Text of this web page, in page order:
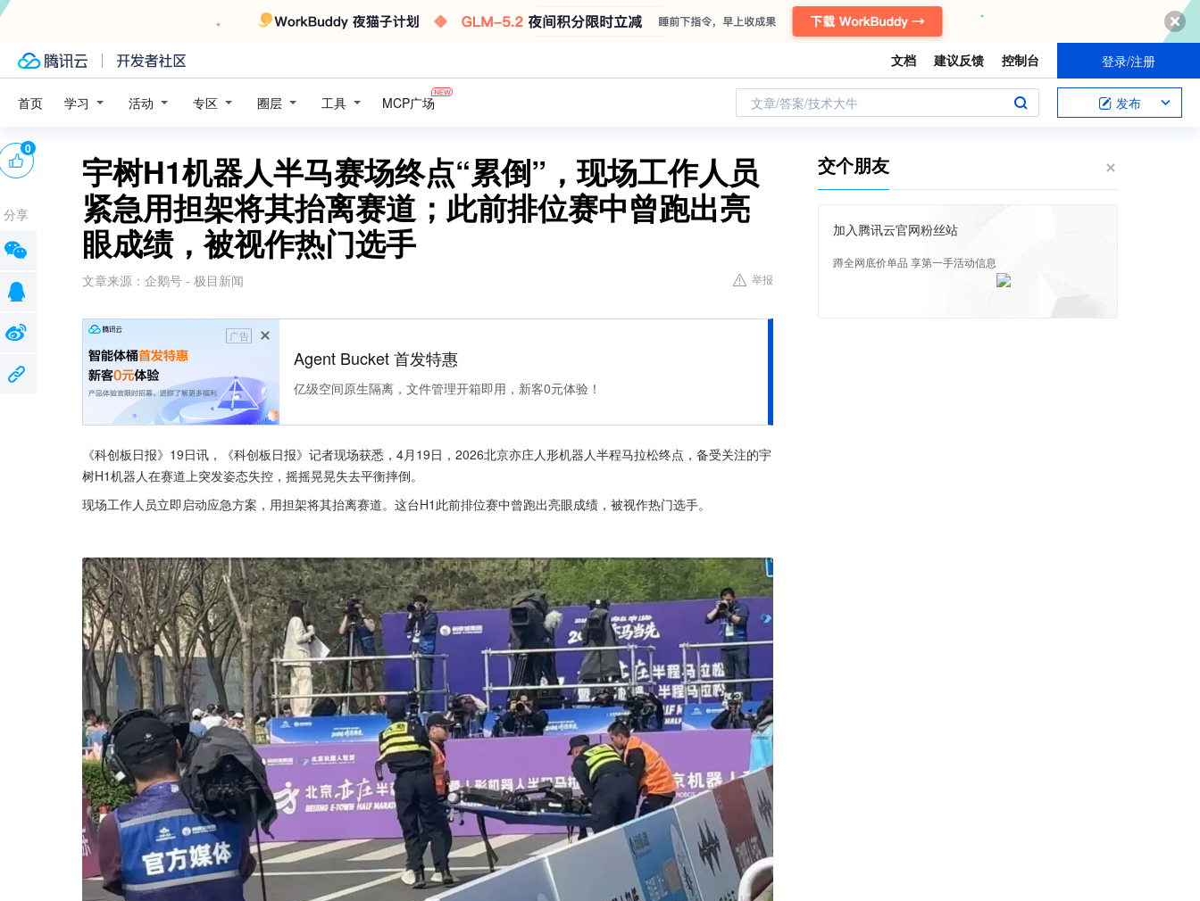
文档 建议反馈 控制台 登录/注册
首页 学习 活动 专区 圈层 工具 MCP广场 文章/答案/技术大牛 发布
宇树H1机器人半马赛场终点“累倒”，现场工作人员
紧急用担架将其抬离赛道；此前排位赛中曾跑出亮
眼成绩，被视作热门选手
文章来源： 企鹅号 - 极目新闻 举报
广告
Agent Bucket 首发特惠
亿级空间原生隔离，文件管理开箱即用，新客0元体验！
《科创板日报》19日讯，《科创板日报》记者现场获悉，4月19日，2026北京亦庄人形机器人半程马拉松终点，备受关注的宇
树H1机器人在赛道上突发姿态失控，摇摇晃晃失去平衡摔倒。
现场工作人员立即启动应急方案，用担架将其抬离赛道。这台H1此前排位赛中曾跑出亮眼成绩，被视作热门选手。
0
分享
交个朋友
加入腾讯云官网粉丝站
蹲全网底价单品 享第一手活动信息